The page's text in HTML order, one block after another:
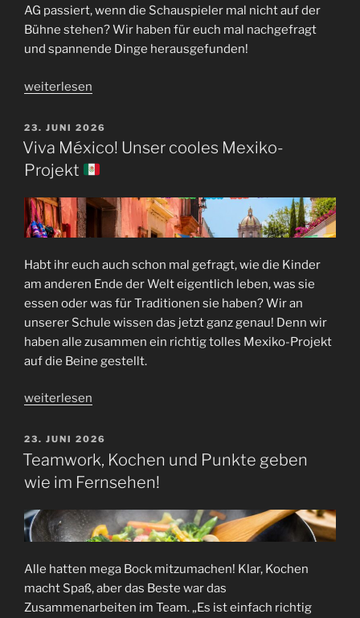
AG passiert, wenn die Schauspieler mal nicht auf der
Bühne stehen? Wir haben für euch mal nachgefragt
und spannende Dinge herausgefunden!
„Blick
die
Kulissen:
Was
macht
die
Theater-
AG
eigentlich?“
weiterlesen
VERÖFFENTLICHT
AM
23. JUNI 2026
Viva México! Unser cooles Mexiko-
Projekt
​Habt ihr euch auch schon mal gefragt, wie die Kinder
am anderen Ende der Welt eigentlich leben, was sie
essen oder was für Traditionen sie haben? Wir an
unserer Schule wissen das jetzt ganz genau! Denn wir
haben alle zusammen ein richtig tolles Mexiko-Projekt
auf die Beine gestellt.
„Viva
Unser
cooles
Mexiko-
“
weiterlesen
VERÖFFENTLICHT
AM
23. JUNI 2026
​Teamwork, Kochen und Punkte geben
wie im Fernsehen!
​Alle hatten mega Bock mitzumachen! Klar, Kochen
macht Spaß, aber das Beste war das
Zusammenarbeiten im Team. „Es ist einfach richtig